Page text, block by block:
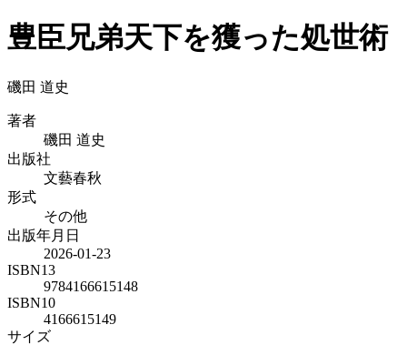
豊臣兄弟天下を獲った処世術
磯田 道史
著者
磯田 道史
出版社
文藝春秋
形式
その他
出版年月日
2026-01-23
ISBN13
9784166615148
ISBN10
4166615149
サイズ